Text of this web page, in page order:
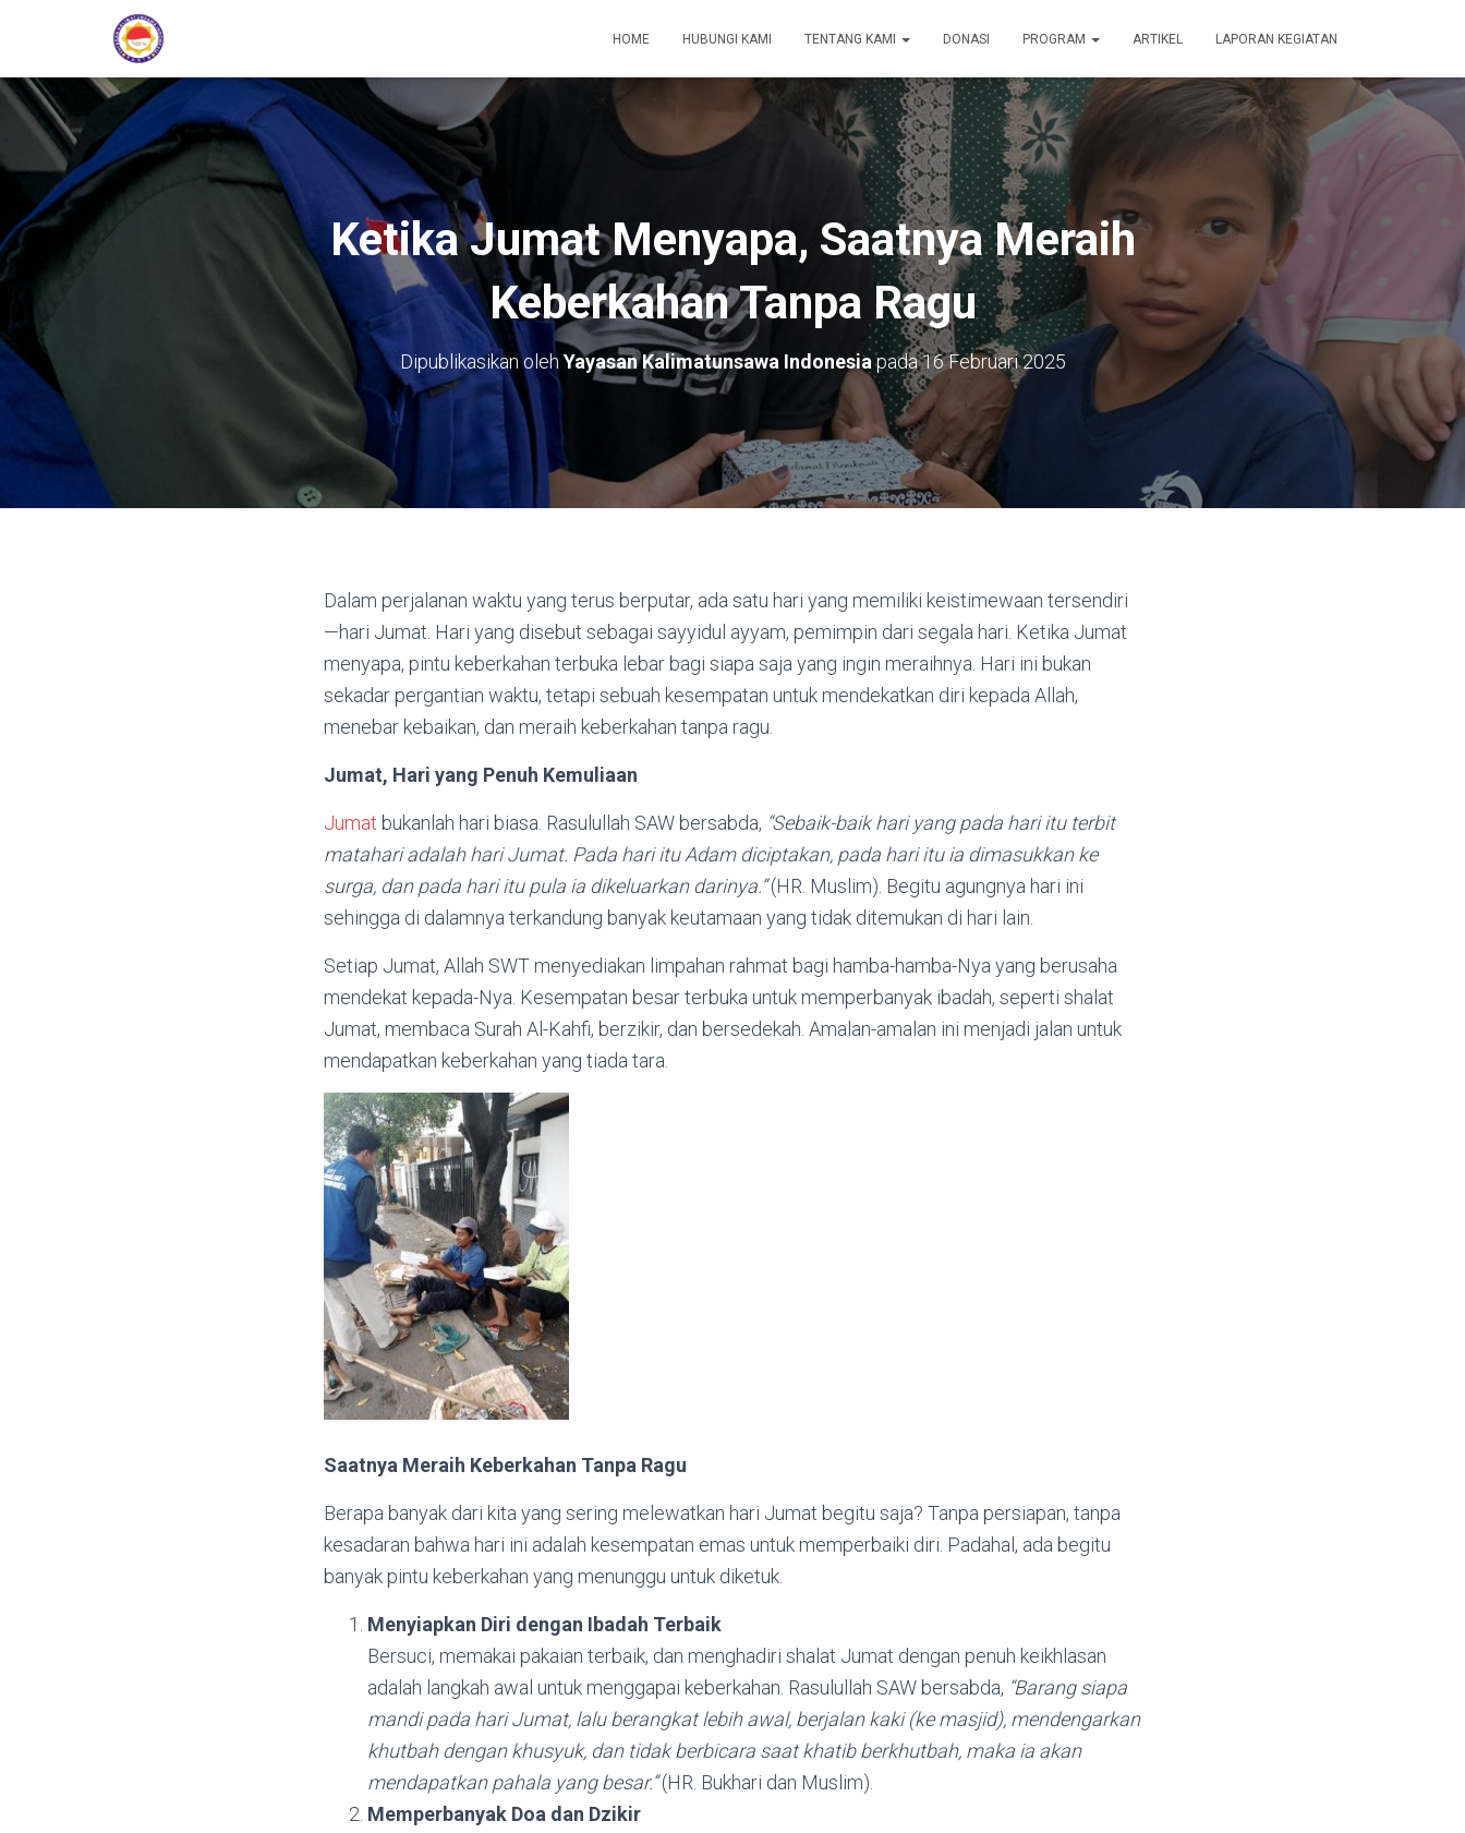
HOME HUBUNGI KAMI TENTANG KAMI DONASI PROGRAM ARTIKEL LAPORAN KEGIATAN
Ketika Jumat Menyapa, Saatnya Meraih
Keberkahan Tanpa Ragu
Dipublikasikan oleh Yayasan Kalimatunsawa Indonesiapada16 Februari 2025
Dalam perjalanan waktu yang terus berputar, ada satu hari yang memiliki keistimewaan tersendiri
—hari Jumat. Hari yang disebut sebagai sayyidul ayyam, pemimpin dari segala hari. Ketika Jumat
menyapa, pintu keberkahan terbuka lebar bagi siapa saja yang ingin meraihnya. Hari ini bukan
sekadar pergantian waktu, tetapi sebuah kesempatan untuk mendekatkan diri kepada Allah,
menebar kebaikan, dan meraih keberkahan tanpa ragu.
Jumat, Hari yang Penuh Kemuliaan
Jumat bukanlah hari biasa. Rasulullah SAW bersabda, “Sebaik-baik hari yang pada hari itu terbit
matahari adalah hari Jumat. Pada hari itu Adam diciptakan, pada hari itu ia dimasukkan ke
surga, dan pada hari itu pula ia dikeluarkan darinya.”(HR. Muslim). Begitu agungnya hari ini
sehingga di dalamnya terkandung banyak keutamaan yang tidak ditemukan di hari lain.
Setiap Jumat, Allah SWT menyediakan limpahan rahmat bagi hamba-hamba-Nya yang berusaha
mendekat kepada-Nya. Kesempatan besar terbuka untuk memperbanyak ibadah, seperti shalat
Jumat, membaca Surah Al-Kahfi, berzikir, dan bersedekah. Amalan-amalan ini menjadi jalan untuk
mendapatkan keberkahan yang tiada tara.
Saatnya Meraih Keberkahan Tanpa Ragu
Berapa banyak dari kita yang sering melewatkan hari Jumat begitu saja? Tanpa persiapan, tanpa
kesadaran bahwa hari ini adalah kesempatan emas untuk memperbaiki diri. Padahal, ada begitu
banyak pintu keberkahan yang menunggu untuk diketuk.
Menyiapkan Diri dengan Ibadah Terbaik
Bersuci, memakai pakaian terbaik, dan menghadiri shalat Jumat dengan penuh keikhlasan
adalah langkah awal untuk menggapai keberkahan. Rasulullah SAW bersabda, “Barang siapa
mandi pada hari Jumat, lalu berangkat lebih awal, berjalan kaki (ke masjid), mendengarkan
khutbah dengan khusyuk, dan tidak berbicara saat khatib berkhutbah, maka ia akan
mendapatkan pahala yang besar.”(HR. Bukhari dan Muslim).
Memperbanyak Doa dan Dzikir